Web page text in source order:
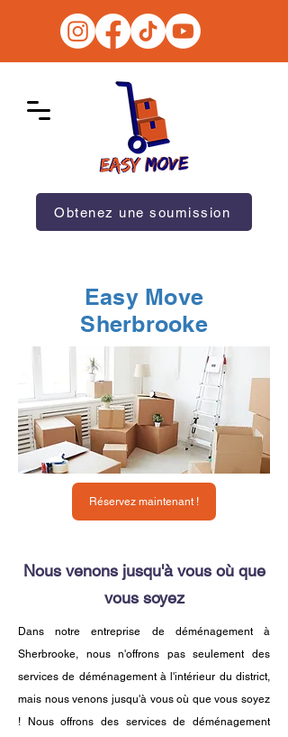
Obtenez une soumission
Easy Move
Sherbrooke
Réservez maintenant !
Nous venons jusqu'à vous où que
vous soyez
Dans notre entreprise de déménagement à
Sherbrooke, nous n'offrons pas seulement des
services de déménagement à l'intérieur du district,
mais nous venons jusqu'à vous où que vous soyez
! Nous offrons des services de déménagement